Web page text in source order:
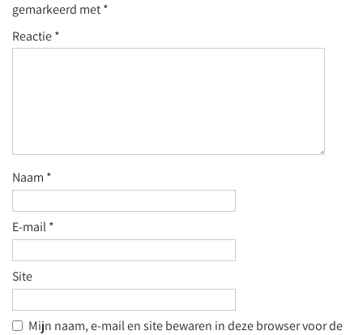
gemarkeerd met*
Reactie*
Naam *
E-mail*
Site
Mijn naam, e-mail en site bewaren in deze browser voor de